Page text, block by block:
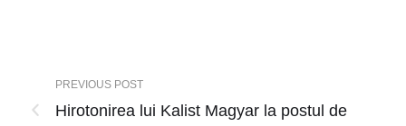
PREVIOUS POST
Hirotonirea lui Kalist Magyar la postul de